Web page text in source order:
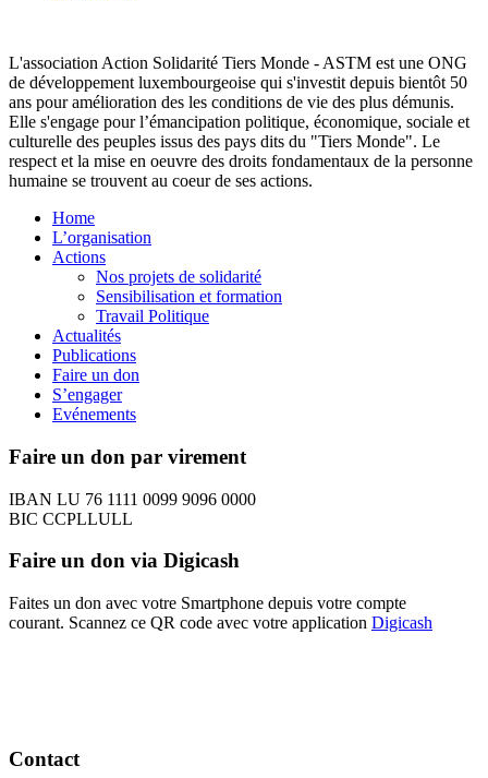
L'association Action Solidarité Tiers Monde - ASTM est une ONG
de développement luxembourgeoise qui s'investit depuis bientôt 50
ans pour amélioration des les conditions de vie des plus démunis.
Elle s'engage pour l’émancipation politique, économique, sociale et
culturelle des peuples issus des pays dits du "Tiers Monde". Le
respect et la mise en oeuvre des droits fondamentaux de la personne
humaine se trouvent au coeur de ses actions.
Home
L’organisation
Actions
Nos projets de solidarité
Sensibilisation et formation
Travail Politique
Actualités
Publications
Faire un don
S’engager
Evénements
Faire un don par virement
IBAN LU 76 1111 0099 9096 0000
BIC CCPLLULL
Faire un don via Digicash
Faites un don avec votre Smartphone depuis votre compte
courant. Scannez ce QR code avec votre application Digicash
Contact